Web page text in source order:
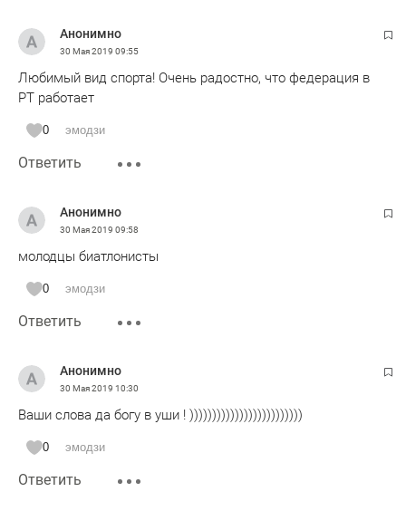
Анонимно
30 Мая 2019 09:55
Любимый вид спорта! Очень радостно, что федерация в
РТ работает
0 эмодзи
Ответить
Анонимно
30 Мая 2019 09:58
молодцы биатлонисты
0 эмодзи
Ответить
Анонимно
30 Мая 2019 10:30
Ваши слова да богу в уши ! )))))))))))))))))))))))))
0 эмодзи
Ответить